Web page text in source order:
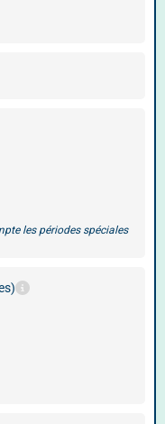
les périodes spéciales